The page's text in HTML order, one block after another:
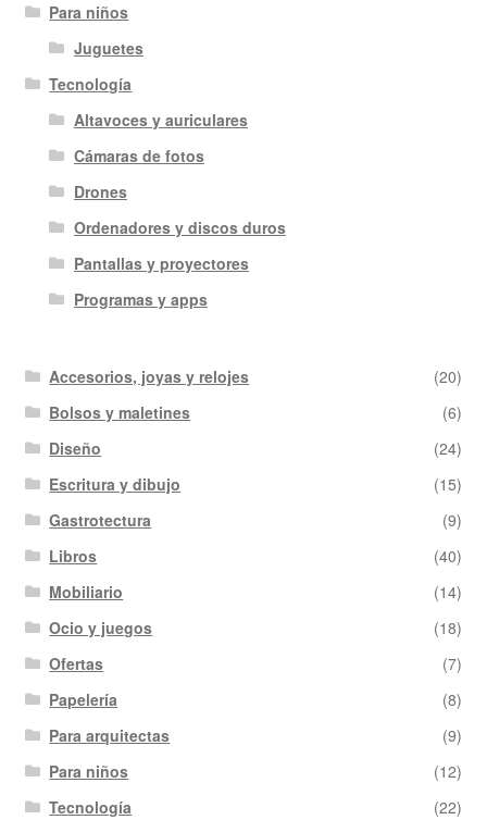
Para niños
Juguetes
Tecnología
Altavoces y auriculares
Cámaras de fotos
Drones
Ordenadores y discos duros
Pantallas y proyectores
Programas y apps
Accesorios, joyas y relojes
(20)
Bolsos y maletines
(6)
Diseño
(24)
Escritura y dibujo
(15)
Gastrotectura
(9)
Libros
(40)
Mobiliario
(14)
Ocio y juegos
(18)
Ofertas
(7)
Papelería
(8)
Para arquitectas
(9)
Para niños
(12)
Tecnología
(22)